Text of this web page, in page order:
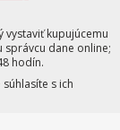
vystaviť kupujúcemu
dane online;
hodín.
s ich